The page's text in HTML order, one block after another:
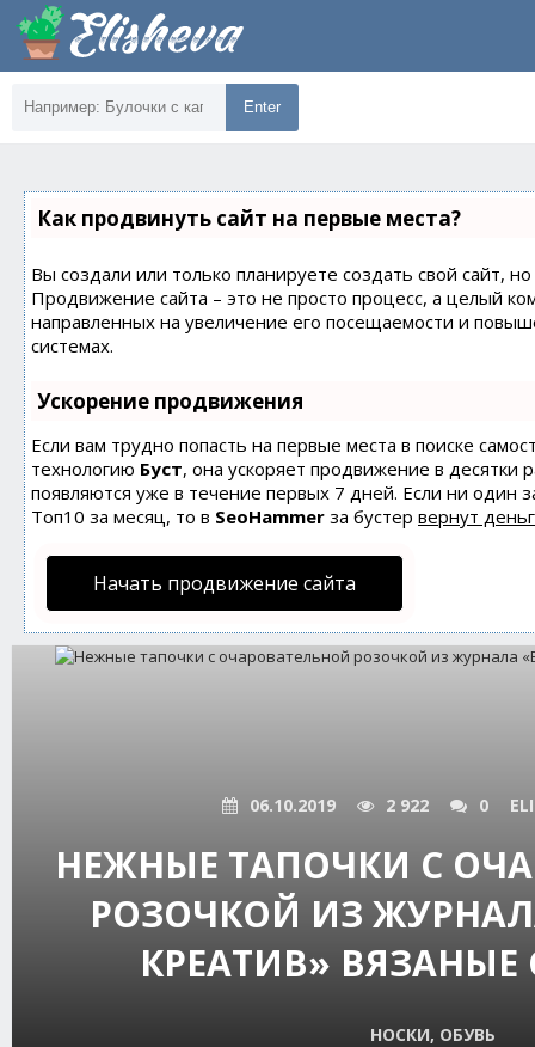
Enter
Как продвинуть сайт на первые места?
Вы создали или только планируете создать свой сайт,
Продвижение сайта – это не просто процесс, а целый
направленных на увеличение его посещаемости и
системах.
Ускорение продвижения
Если вам трудно попасть на первые места в поиске
технологию Буст, она ускоряет продвижение в десятки
появляются уже в течение первых 7 дней. Если ни один
Топ10 за месяц, то в SeoHammer за бустер вернут
Начать продвижение сайта
06.10.2019 2 922 0
НЕЖНЫЕ ТАПОЧКИ С
РОЗОЧКОЙ ИЗ
КРЕАТИВ»
НОСКИ, ОБУВЬ